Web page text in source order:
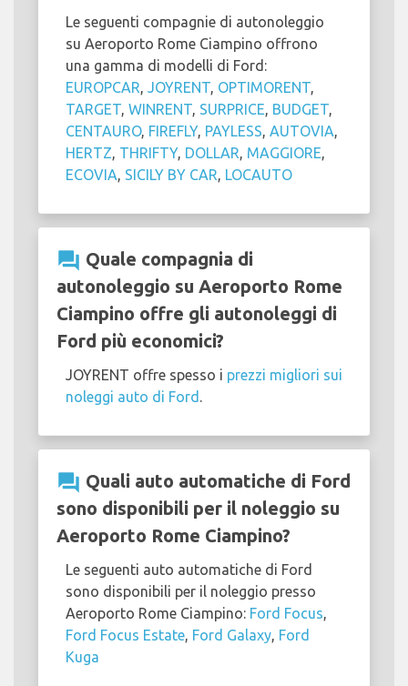
Le seguenti compagnie di autonoleggio
su Aeroporto Rome Ciampino offrono
una gamma di modelli di Ford:
EUROPCAR, JOYRENT, OPTIMORENT,
TARGET, WINRENT, SURPRICE, BUDGET,
CENTAURO, FIREFLY, PAYLESS, AUTOVIA,
HERTZ, THRIFTY, DOLLAR, MAGGIORE,
ECOVIA, SICILY BY CAR, LOCAUTO
question_answer Quale compagnia di
autonoleggio su Aeroporto Rome
Ciampino offre gli autonoleggi di
Ford più economici?
JOYRENT offre spesso i prezzi migliori sui
noleggi auto di Ford .
question_answer Quali auto automatiche di Ford
sono disponibili per il noleggio su
Aeroporto Rome Ciampino?
Le seguenti auto automatiche di Ford
sono disponibili per il noleggio presso
Aeroporto Rome Ciampino: Ford Focus,
Ford Focus Estate, Ford Galaxy, Ford
Kuga